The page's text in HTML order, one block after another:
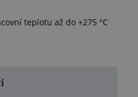
teplotu až do +275 °C